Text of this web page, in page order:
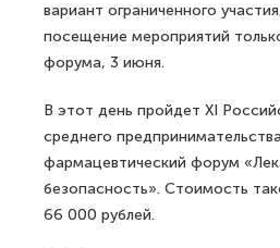
вариант ограниченного
посещение мероприятий
форума, 3 июня.
В этот день пройдет XI
среднего
фармацевтический форум
безопасность». Стоимость
66 000 рублей.